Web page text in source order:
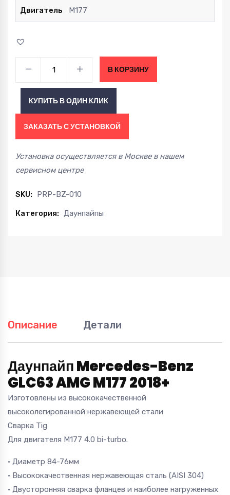
Двигатель M177
Benz
GLC63
quantity
В КОРЗИНУ
КУПИТЬ В ОДИН КЛИК
ЗАКАЗАТЬ С УСТАНОВКОЙ
Установка осуществляется в Москве в нашем
сервисном центре
SKU: PRP-BZ-010
Категория: Даунпайпы
Описание Детали
Даунпайп Mercedes-Benz
GLC63 AMG M177 2018+
Изготовлены из высококачественной
высоколегированной нержавеющей стали
Сварка Tig
Для двигателя M177 4.0 bi-turbo.
• Диаметр 84-76мм
• Высококачественная нержавеющая сталь (AISI 304)
• Двусторонняя сварка фланцев и наиболее нагруженных